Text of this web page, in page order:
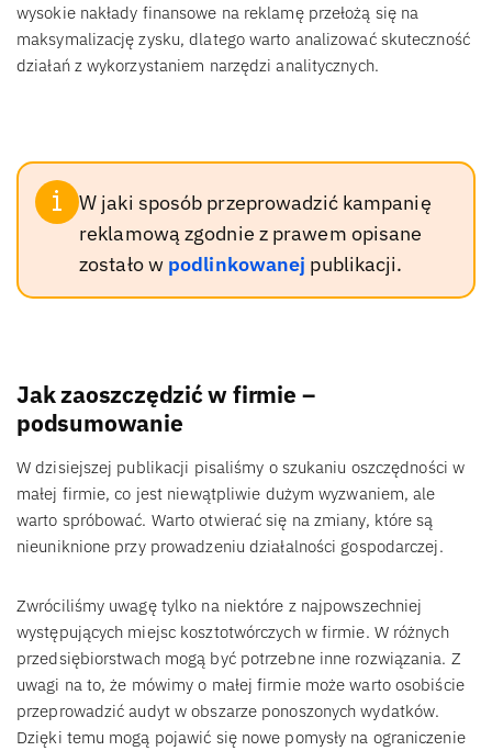
wysokie nakłady finansowe na reklamę przełożą się na
maksymalizację zysku, dlatego warto analizować skuteczność
działań z wykorzystaniem narzędzi analitycznych.
W jaki sposób przeprowadzić kampanię
reklamową zgodnie z prawem opisane
zostało w podlinkowanej publikacji.
Jak zaoszczędzić w firmie –
podsumowanie
W dzisiejszej publikacji pisaliśmy o szukaniu oszczędności w
małej firmie, co jest niewątpliwie dużym wyzwaniem, ale
warto spróbować. Warto otwierać się na zmiany, które są
nieuniknione przy prowadzeniu działalności gospodarczej.
Zwróciliśmy uwagę tylko na niektóre z najpowszechniej
występujących miejsc kosztotwórczych w firmie. W różnych
przedsiębiorstwach mogą być potrzebne inne rozwiązania. Z
uwagi na to, że mówimy o małej firmie może warto osobiście
przeprowadzić audyt w obszarze ponoszonych wydatków.
Dzięki temu mogą pojawić się nowe pomysły na ograniczenie